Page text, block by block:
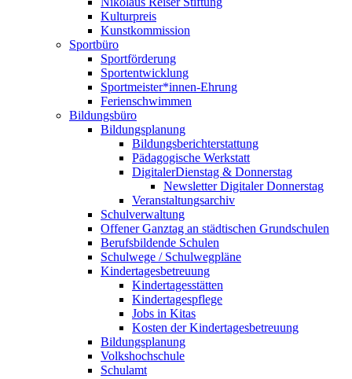
Kulturpreis
Kunstkommission
Sportbüro
Sportförderung
Sportentwicklung
Sportmeister*innen-Ehrung
Ferienschwimmen
Bildungsbüro
Bildungsplanung
Bildungsberichterstattung
Pädagogische Werkstatt
DigitalerDienstag & Donnerstag
Newsletter Digitaler Donnerstag
Veranstaltungsarchiv
Schulverwaltung
Offener Ganztag an städtischen Grundschulen
Berufsbildende Schulen
Schulwege / Schulwegpläne
Kindertagesbetreuung
Kindertagesstätten
Kindertagespflege
Jobs in Kitas
Kosten der Kindertagesbetreuung
Bildungsplanung
Volkshochschule
Schulamt